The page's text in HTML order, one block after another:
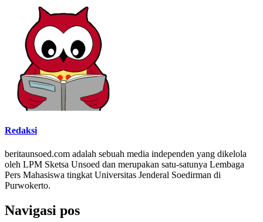
Redaksi
beritaunsoed.com adalah sebuah media independen yang dikelola
oleh LPM Sketsa Unsoed dan merupakan satu-satunya Lembaga
Pers Mahasiswa tingkat Universitas Jenderal Soedirman di
Purwokerto.
Navigasi pos